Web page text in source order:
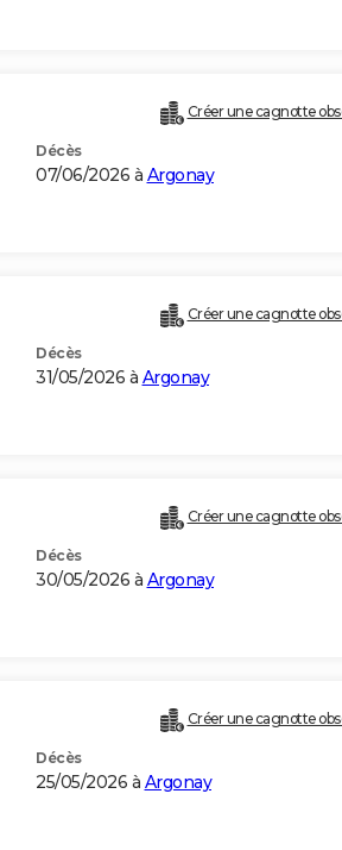
Créer une cagnotte
Décès
07/06/2026 à Argonay
Créer une cagnotte
Décès
31/05/2026 à Argonay
Créer une cagnotte
Décès
30/05/2026 à Argonay
Créer une cagnotte
Décès
25/05/2026 à Argonay